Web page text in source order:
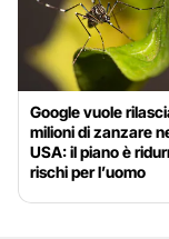
Google vuole
milioni di zanzare
USA: il piano è
rischi per l’uomo